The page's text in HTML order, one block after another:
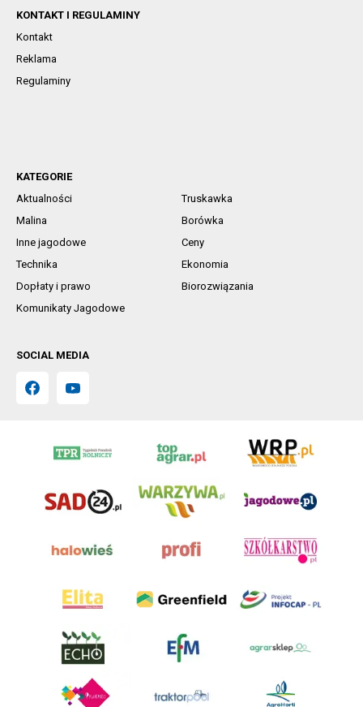
KONTAKT I REGULAMINY
Kontakt
Reklama
Regulaminy
KATEGORIE
Aktualności
Truskawka
Malina
Borówka
Inne jagodowe
Ceny
Technika
Ekonomia
Dopłaty i prawo
Biorozwiązania
Komunikaty Jagodowe
SOCIAL MEDIA